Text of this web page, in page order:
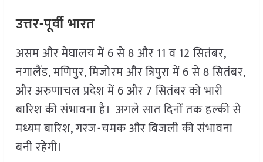
उत्तर-पूर्वी भारत
असम और मेघालय में 6 से 8 और 11 व 12 सितंबर,
नगालैंड, मणिपुर, मिजोरम और त्रिपुरा में 6 से 8 सितंबर,
और अरुणाचल प्रदेश में 6 और 7 सितंबर को भारी
बारिश की संभावना है। अगले सात दिनों तक हल्की से
मध्यम बारिश, गरज-चमक और बिजली की संभावना
बनी रहेगी।